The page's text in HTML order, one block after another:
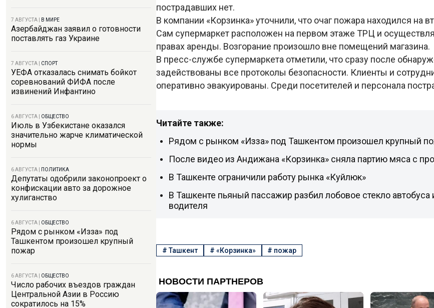
7 АВГУСТА В МИРЕ
Азербайджан заявил о готовности
поставлять газ Украине
7 АВГУСТА СПОРТ
УЕФА отказалась снимать бойкот
соревнований ФИФА после
извинений Инфантино
6 АВГУСТА ОБЩЕСТВО
Июль в Узбекистане оказался
значительно жарче климатической
нормы
6 АВГУСТА ПОЛИТИКА
Депутаты одобрили законопроект о
конфискации авто за дорожное
хулиганство
6 АВГУСТА ОБЩЕСТВО
Рядом с рынком «Изза» под
Ташкентом произошел крупный
пожар
6 АВГУСТА ОБЩЕСТВО
Число рабочих въездов граждан
Центральной Азии в Россию
сократилось на 15%
пострадавших нет.
В компании «Корзинка» уточнили, что очаг пожара находился на
Сам супермаркет расположен на первом этаже ТРЦ и
правах аренды. Возгорание произошло вне помещений магазина.
В пресс-службе супермаркета отметили, что сразу после
задействованы все протоколы безопасности. Клиенты и
оперативно эвакуированы. Среди посетителей и персонала
Читайте также:
Рядом с рынком «Изза» под Ташкентом произошел крупный
После видео из Андижана «Корзинка» сняла партию мяса с
В Ташкенте ограничили работу рынка «Куйлюк»
В Ташкенте пьяный пассажир разбил лобовое стекло автобуса
водителя
#Ташкент # «Корзинка» # пожар